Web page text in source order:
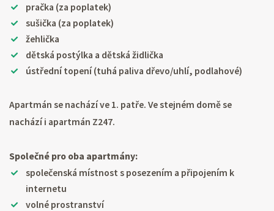
pračka (za poplatek)
sušička (za poplatek)
žehlička
dětská postýlka a dětská židlička
ústřední topení (tuhá paliva dřevo/uhlí, podlahové)
Apartmán se nachází ve 1. patře. Ve stejném domě se
nachází i apartmán Z247.
Společné pro oba apartmány:
společenská místnost s posezením a připojením k
internetu
volné prostranství